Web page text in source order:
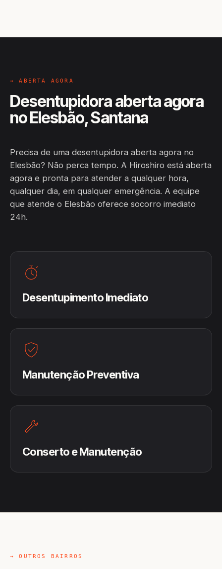
→ ABERTA AGORA
Desentupidora aberta agora
no Elesbão, Santana
Precisa de uma desentupidora aberta agora no
Elesbão? Não perca tempo. A Hiroshiro está aberta
agora e pronta para atender a qualquer hora,
qualquer dia, em qualquer emergência. A equipe
que atende o Elesbão oferece socorro imediato
24h.
Desentupimento Imediato
Manutenção Preventiva
Conserto e Manutenção
→ OUTROS BAIRROS